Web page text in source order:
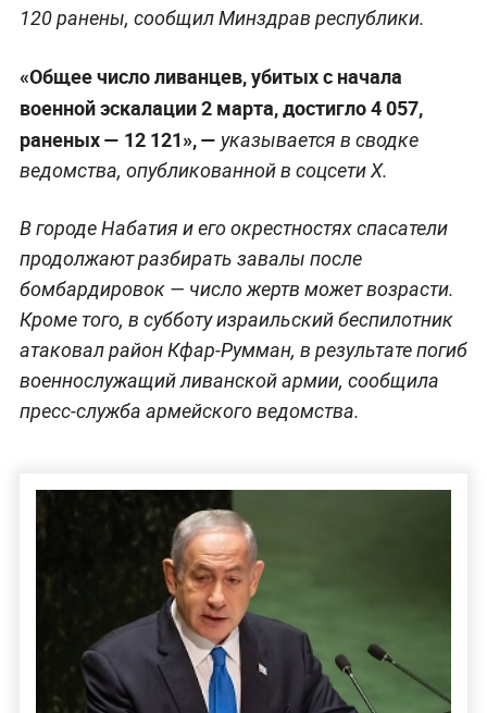
120 ранены, сообщил Минздрав республики.
«Общее число ливанцев, убитых с начала
военной эскалации 2 марта, достигло 4 057,
раненых — 12 121», — указывается в сводке
ведомства, опубликованной в соцсети X.
В городе Набатия и его окрестностях спасатели
продолжают разбирать завалы после
бомбардировок — число жертв может возрасти.
Кроме того, в субботу израильский беспилотник
атаковал район Кфар-Румман, в результате погиб
военнослужащий ливанской армии, сообщила
пресс-служба армейского ведомства.